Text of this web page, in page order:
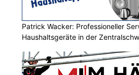
Patrick Wacker: Professioneller
Haushaltsgeräte in der